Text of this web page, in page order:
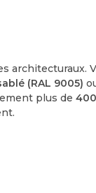
(RAL 9005)
plus de